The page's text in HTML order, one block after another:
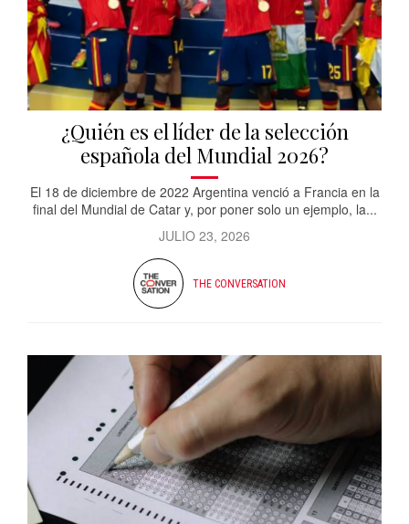
¿Quién es el líder de la selección
española del Mundial 2026?
El 18 de diciembre de 2022 Argentina venció a Francia en la
final del Mundial de Catar y, por poner solo un ejemplo, la...
JULIO 23, 2026
THE CONVERSATION